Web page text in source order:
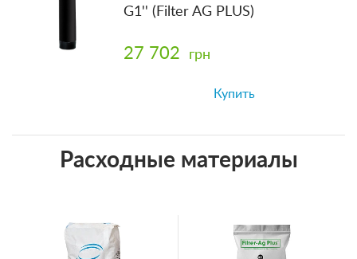
G1'' (Filter AG PLUS)
27 702 грн
Купить
Расходные материалы